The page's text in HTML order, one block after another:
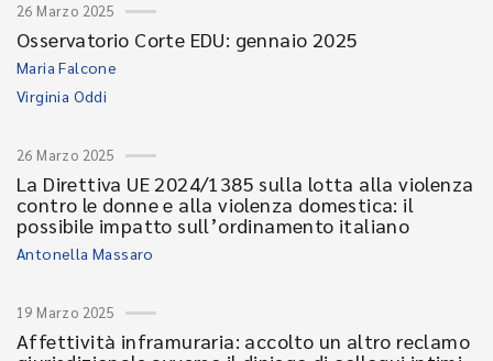
26 Marzo 2025
Osservatorio Corte EDU: gennaio 2025
Maria Falcone
Virginia Oddi
26 Marzo 2025
La Direttiva UE 2024/1385 sulla lotta alla violenza
contro le donne e alla violenza domestica: il
possibile impatto sull’ordinamento italiano
Antonella Massaro
19 Marzo 2025
Affettività inframuraria: accolto un altro reclamo